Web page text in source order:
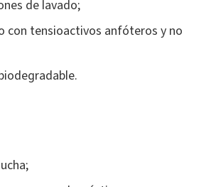
de lavado;
con tensioactivos anfóteros y no